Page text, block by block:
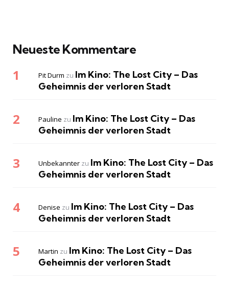
Neueste Kommentare
Pit Durm zu Im Kino: The Lost City – Das
Geheimnis der verloren Stadt
Pauline zu Im Kino: The Lost City – Das
Geheimnis der verloren Stadt
Unbekannter zu Im Kino: The Lost City – Das
Geheimnis der verloren Stadt
Denise zu Im Kino: The Lost City – Das
Geheimnis der verloren Stadt
Martin zu Im Kino: The Lost City – Das
Geheimnis der verloren Stadt